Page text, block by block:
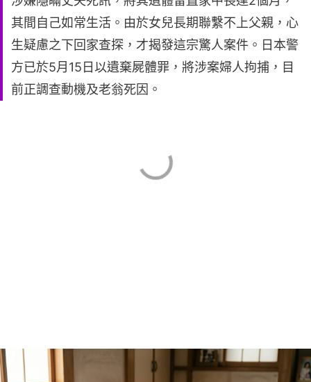
其間自己如常生活。由於女兒長期聯繫不上父親，心
生疑慮之下回家查探，才揭發這宗驚人案件。日本警
方已於5月15日以遺棄屍體罪，將涉案婦人拘捕，目
前正調查動機及老翁死因。